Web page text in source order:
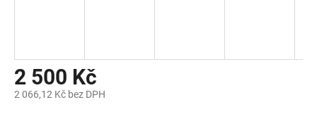
2 500 Kč
2 066,12 Kč bez DPH